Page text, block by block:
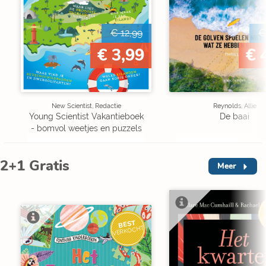
€ 12,99
€ 3,99
New Scientist, Redactie
Young Scientist Vakantieboek
- bomvol weetjes en puzzels
€
€
Reynolds, Allie
De baai
2+1 Gratis Meer
BEST
VERKOCHT